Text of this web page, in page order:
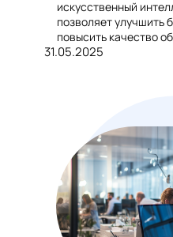
искусственный
позволяет улучшить
повысить качество
31.05.2025